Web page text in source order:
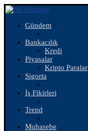
Gündem
Bankacılık
Kredi
Piyasalar
Kripto Paralar
Sigorta
İş Fikirleri
Trend
Muhasebe